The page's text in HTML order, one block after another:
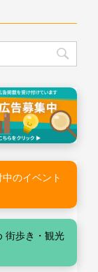
のイベント
街歩き・観光